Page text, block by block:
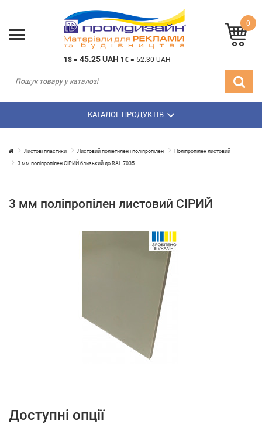
1$ = 45.25 UAH 1€ = 52.30 UAH
0
КАТАЛОГ ПРОДУКТІВ
Листові пластики Листовий поліетилен і поліпропілен Поліпропілен листовий
3 мм поліпропілен СІРИЙ близький до RAL 7035
3 мм поліпропілен листовий СІРИЙ
Доступні опції